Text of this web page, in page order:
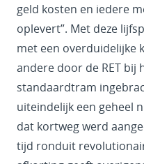
geld kosten en iedere
oplevert”. Met deze
met een overduidelijke
andere door de RET bij
standaardtram
uiteindelijk een geheel
dat kortweg werd
tijd ronduit